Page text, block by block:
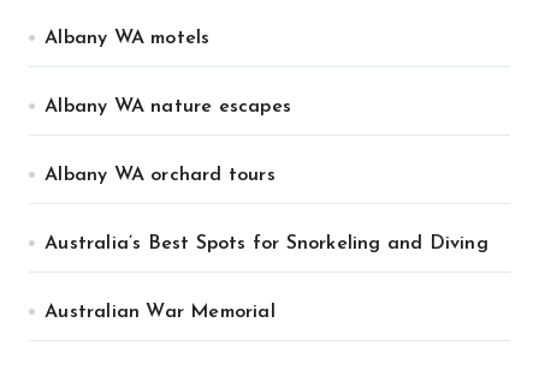
Albany WA motels
Albany WA nature escapes
Albany WA orchard tours
Australia’s Best Spots for Snorkeling and Diving
Australian War Memorial